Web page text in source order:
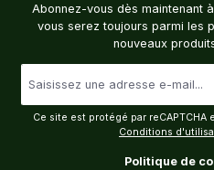
Abonnez-vous dès maintenant
vous serez toujours parmi les
nouveaux
e-
Ce site est protégé par reCAPTCHA
Conditions
Politique de